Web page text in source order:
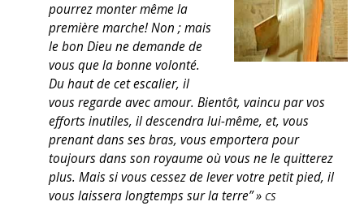
pourrez monter même la
première marche! Non ; mais
le bon Dieu ne demande de
vous que la bonne volonté.
Du haut de cet escalier, il
vous regarde avec amour. Bientôt, vaincu par vos
efforts inutiles, il descendra lui-même, et, vous
prenant dans ses bras, vous emportera pour
toujours dans son royaume où vous ne le quitterez
plus. Mais si vous cessez de lever votre petit pied, il
vous laissera longtemps sur la terre” » CS